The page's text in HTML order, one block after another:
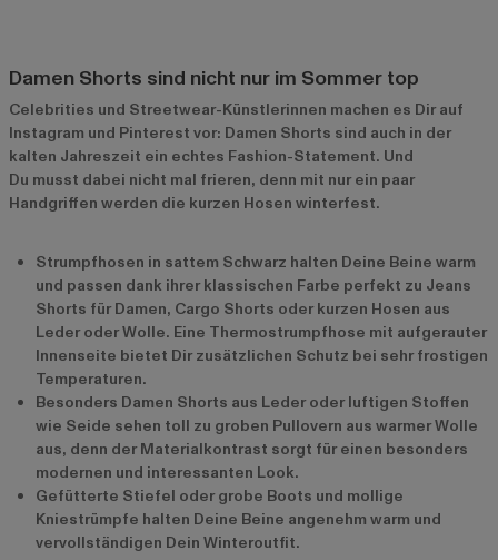
Damen Shorts sind nicht nur im Sommer top
Celebrities und Streetwear-Künstlerinnen machen es Dir auf
Instagram und Pinterest vor: Damen Shorts sind auch in der
kalten Jahreszeit ein echtes Fashion-Statement. Und
Du musst dabei nicht mal frieren, denn mit nur ein paar
Handgriffen werden die kurzen Hosen winterfest.
Strumpfhosen in sattem Schwarz halten Deine Beine warm
und passen dank ihrer klassischen Farbe perfekt zu Jeans
Shorts für Damen, Cargo Shorts oder kurzen Hosen aus
Leder oder Wolle. Eine Thermostrumpfhose mit aufgerauter
Innenseite bietet Dir zusätzlichen Schutz bei sehr frostigen
Temperaturen.
Besonders Damen Shorts aus Leder oder luftigen Stoffen
wie Seide sehen toll zu groben Pullovern aus warmer Wolle
aus, denn der Materialkontrast sorgt für einen besonders
modernen und interessanten Look.
Gefütterte Stiefel oder grobe Boots und mollige
Kniestrümpfe halten Deine Beine angenehm warm und
vervollständigen Dein Winteroutfit.